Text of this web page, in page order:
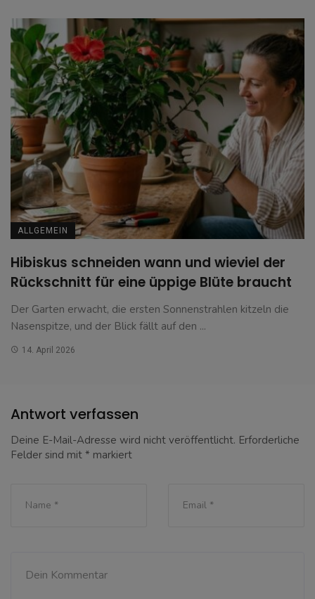
ALLGEMEIN
Hibiskus schneiden wann und wieviel der
Rückschnitt für eine üppige Blüte braucht
Der Garten erwacht, die ersten Sonnenstrahlen kitzeln die
Nasenspitze, und der Blick fällt auf den ...
14. April 2026
Antwort verfassen
Deine E-Mail-Adresse wird nicht veröffentlicht. Erforderliche
Felder sind mit * markiert